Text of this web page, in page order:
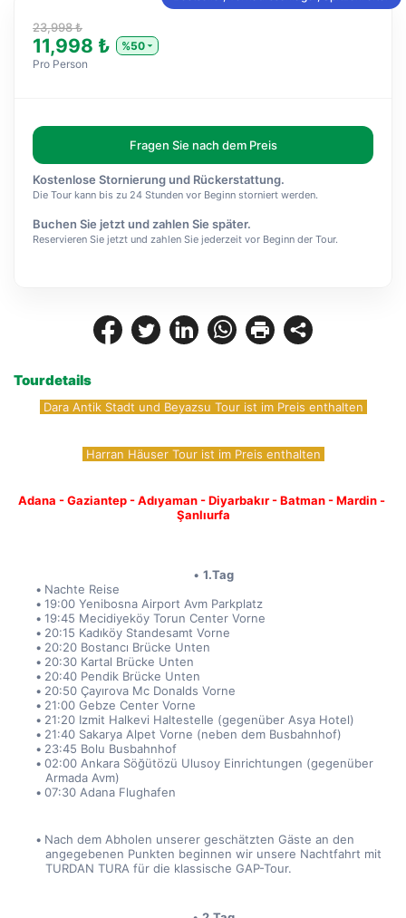
Tourdetails
Dara Antik Stadt und Beyazsu Tour ist im Preis enthalten
Harran Häuser Tour ist im Preis enthalten
Adana - Gaziantep - Adıyaman - Diyarbakır - Batman - Mardin -
Şanlıurfa
1.Tag
Nachte Reise
19:00 Yenibosna Airport Avm Parkplatz
19:45 Mecidiyeköy Torun Center Vorne
20:15 Kadıköy Standesamt Vorne
20:20 Bostancı Brücke Unten
20:30 Kartal Brücke Unten
20:40 Pendik Brücke Unten
20:50 Çayırova Mc Donalds Vorne
21:00 Gebze Center Vorne
21:20 Izmit Halkevi Haltestelle (gegenüber Asya Hotel)
21:40 Sakarya Alpet Vorne (neben dem Busbahnhof)
23:45 Bolu Busbahnhof
02:00 Ankara Söğütözü Ulusoy Einrichtungen (gegenüber
Armada Avm)
07:30 Adana Flughafen
Nach dem Abholen unserer geschätzten Gäste an den
angegebenen Punkten beginnen wir unsere Nachtfahrt mit
TURDAN TURA für die klassische GAP-Tour.
23,998 ₺
11,998 ₺
%50
Pro Person
Fragen Sie nach dem Preis
Kostenlose Stornierung und Rückerstattung.
Die Tour kann bis zu 24 Stunden vor Beginn storniert werden.
Buchen Sie jetzt und zahlen Sie später.
Reservieren Sie jetzt und zahlen Sie jederzeit vor Beginn der Tour.